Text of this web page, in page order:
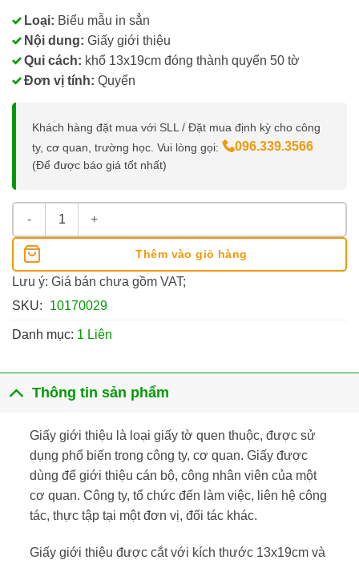
Loại: Biểu mẫu in sẳn
Nội dung: Giấy giới thiệu
Qui cách: khổ 13x19cm đóng thành quyển 50 tờ
Đơn vị tính: Quyển
Khách hàng đặt mua với SLL / Đặt mua định kỳ cho công
ty, cơ quan, trường học. Vui lòng gọi:
096.339.3566
(Để được báo giá tốt nhất)
Quyển 50 Giấy Giới Thiệu Khổ 13x19 Cm số lượng
Thêm vào giỏ hàng
Lưu ý: Giá bán chưa gồm VAT;
SKU:
10170029
Danh mục: 1 Liên
Thông tin sản phẩm
Giấy giới thiệu là loại giấy tờ quen thuộc, được sử
dụng phổ biến trong công ty, cơ quan. Giấy được
dùng để giới thiệu cán bộ, công nhân viên của một
cơ quan. Công ty, tổ chức đến làm việc, liên hệ công
tác, thực tập tại một đơn vị, đối tác khác.
Giấy giới thiệu được cắt với kích thước 13x19cm và